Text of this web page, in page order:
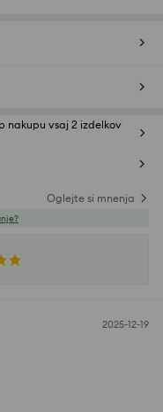
nakupu vsaj 2 izdelkov
Oglejte si mnenja
2025-12-19